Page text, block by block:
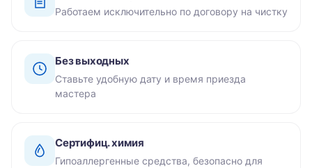
Работаем исключительно по договору на чистку
Без выходных
Ставьте удобную дату и время приезда
мастера
Сертифиц. химия
Гипоаллергенные средства, безопасно для